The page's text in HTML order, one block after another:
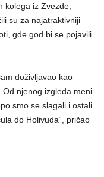
kolega iz Zvezde,
su za najatraktivniji
gde god bi se pojavili
doživljavao kao
njenog izgleda meni
smo se slagali i ostali
do Holivuda“, pričao